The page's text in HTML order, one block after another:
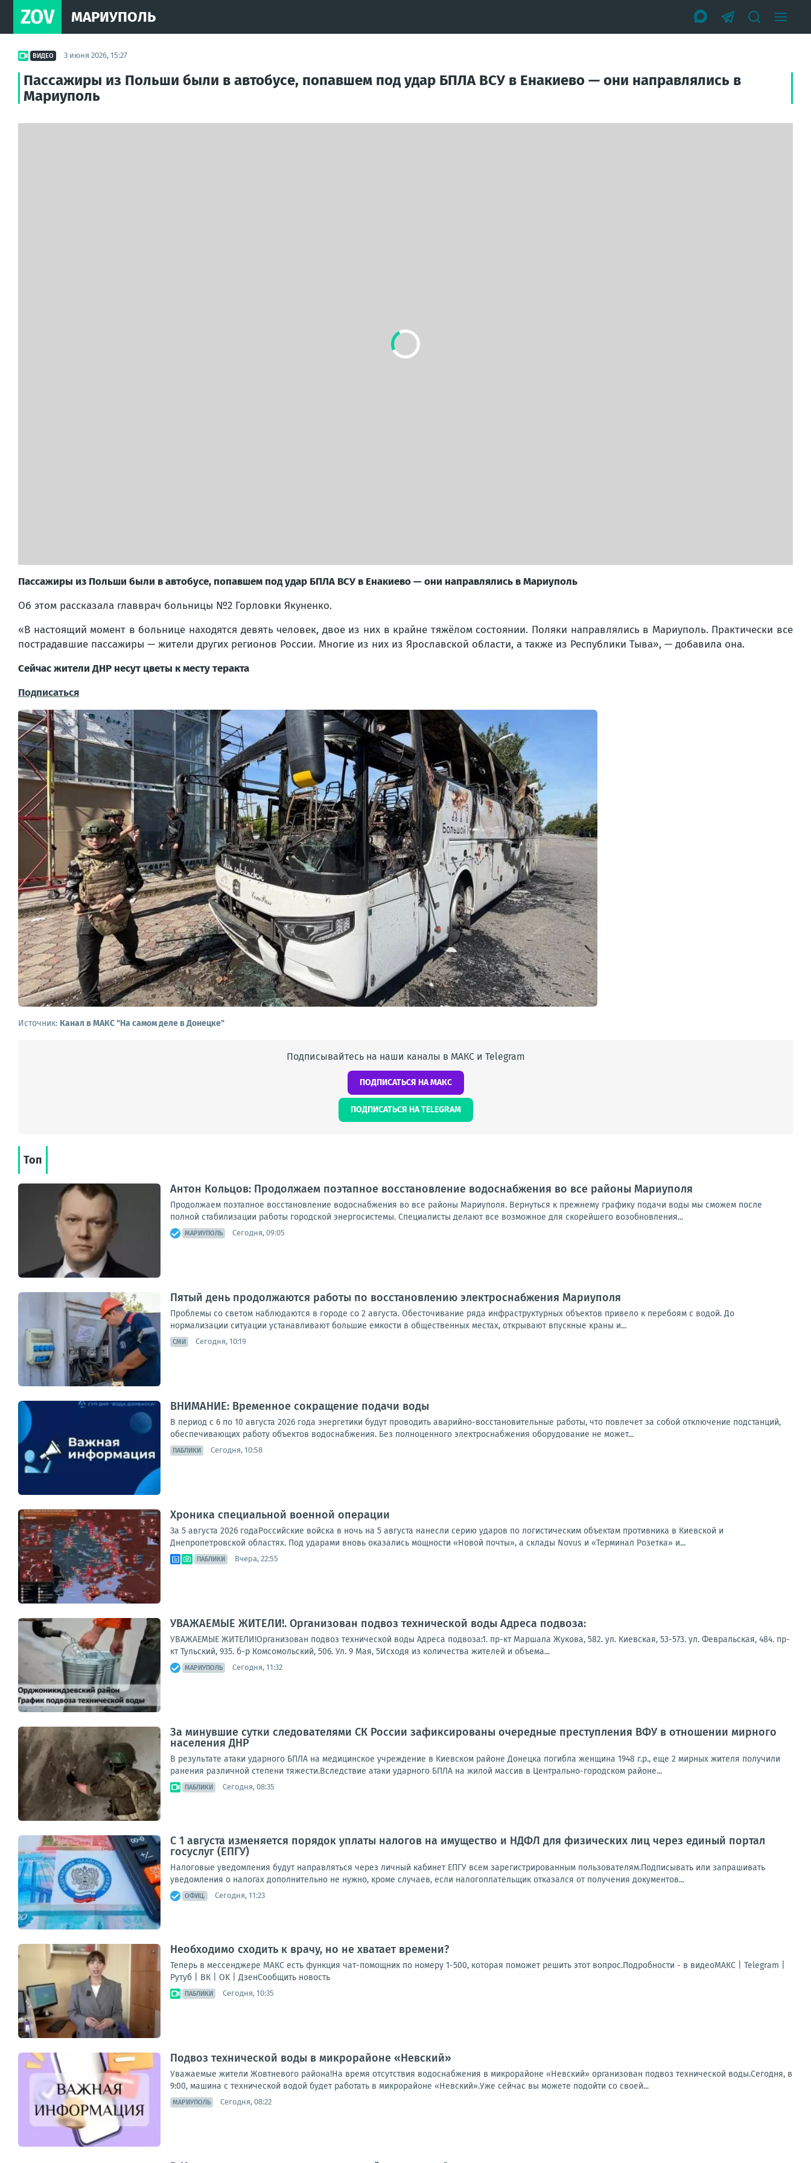
ZOV МАРИУПОЛЬ
ВИДЕО 3 июня 2026, 15:27
Пассажиры из Польши были в автобусе, попавшем под удар БПЛА ВСУ в Енакиево — они направлялись в
Мариуполь
Пассажиры из Польши были в автобусе, попавшем под удар БПЛА ВСУ в Енакиево — они направлялись в Мариуполь
Об этом рассказала главврач больницы №2 Горловки Якуненко.
«В настоящий момент в больнице находятся девять человек, двое из них в крайне тяжёлом состоянии. Поляки направлялись в Мариуполь. Практически все
пострадавшие пассажиры — жители других регионов России. Многие из них из Ярославской области, а также из Республики Тыва», — добавила она.
Сейчас жители ДНР несут цветы к месту теракта
Подписаться
Источник: Канал в МАКС "На самом деле в Донецке"
Подписывайтесь на наши каналы в МАКС и Telegram
ПОДПИСАТЬСЯ НА МАКС
ПОДПИСАТЬСЯ НА TELEGRAM
Топ
Антон Кольцов: Продолжаем поэтапное восстановление водоснабжения во все районы Мариуполя
Продолжаем поэтапное восстановление водоснабжения во все районы Мариуполя. Вернуться к прежнему графику подачи воды мы сможем после
полной стабилизации работы городской энергосистемы. Специалисты делают все возможное для скорейшего возобновления...
МАРИУПОЛЬ Сегодня, 09:05
Пятый день продолжаются работы по восстановлению электроснабжения Мариуполя
Проблемы со светом наблюдаются в городе со 2 августа. Обесточивание ряда инфраструктурных объектов привело к перебоям с водой. До
нормализации ситуации устанавливают большие емкости в общественных местах, открывают впускные краны и...
СМИ Сегодня, 10:19
ВНИМАНИЕ: Временное сокращение подачи воды
В период с 6 по 10 августа 2026 года энергетики будут проводить аварийно-восстановительные работы, что повлечет за собой отключение подстанций,
обеспечивающих работу объектов водоснабжения. Без полноценного электроснабжения оборудование не может...
ПАБЛИКИ Сегодня, 10:58
Хроника специальной военной операции
За 5 августа 2026 годаРоссийские войска в ночь на 5 августа нанесли серию ударов по логистическим объектам противника в Киевской и
Днепропетровской областях. Под ударами вновь оказались мощности «Новой почты», а склады Novus и «Терминал Розетка» и...
ПАБЛИКИ Вчера, 22:55
УВАЖАЕМЫЕ ЖИТЕЛИ!. Организован подвоз технической воды Адреса подвоза:
УВАЖАЕМЫЕ ЖИТЕЛИ!Организован подвоз технической воды Адреса подвоза:1. пр-кт Маршала Жукова, 582. ул. Киевская, 53-573. ул. Февральская, 484. пр-
кт Тульский, 935. б-р Комсомольский, 506. Ул. 9 Мая, 5Исходя из количества жителей и объема...
МАРИУПОЛЬ Сегодня, 11:32
За минувшие сутки следователями СК России зафиксированы очередные преступления ВФУ в отношении мирного
населения ДНР
В результате атаки ударного БПЛА на медицинское учреждение в Киевском районе Донецка погибла женщина 1948 г.р., еще 2 мирных жителя получили
ранения различной степени тяжести.Вследствие атаки ударного БПЛА на жилой массив в Центрально-городском районе...
ПАБЛИКИ Сегодня, 08:35
С 1 августа изменяется порядок уплаты налогов на имущество и НДФЛ для физических лиц через единый портал
госуслуг (ЕПГУ)
Налоговые уведомления будут направляться через личный кабинет ЕПГУ всем зарегистрированным пользователям.Подписывать или запрашивать
уведомления о налогах дополнительно не нужно, кроме случаев, если налогоплательщик отказался от получения документов...
ОФИЦ. Сегодня, 11:23
Необходимо сходить к врачу, но не хватает времени?
Теперь в мессенджере МАКС есть функция чат-помощник по номеру 1-500, которая поможет решить этот вопрос.Подробности - в видеоМАКС | Telegram |
Рутуб | ВК | OK | ДзенСообщить новость
ПАБЛИКИ Сегодня, 10:35
Подвоз технической воды в микрорайоне «Невский»
Уважаемые жители Жовтневого района!На время отсутствия водоснабжения в микрорайоне «Невский» организован подвоз технической воды.Сегодня, в
9:00, машина с технической водой будет работать в микрорайоне «Невский».Уже сейчас вы можете подойти со своей...
МАРИУПОЛЬ Сегодня, 08:22